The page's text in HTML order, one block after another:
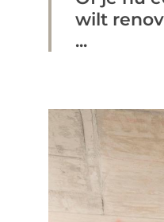
wilt
...